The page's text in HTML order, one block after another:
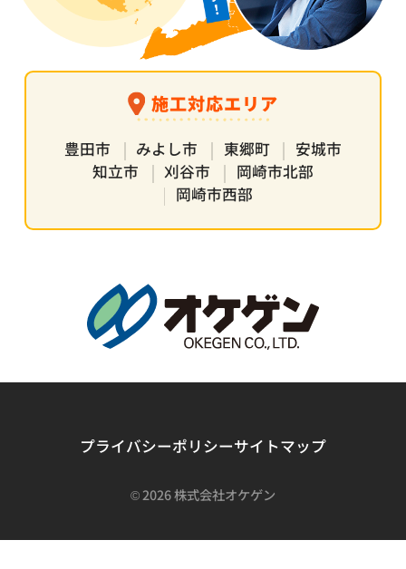
施工対応エリア
豊田市 みよし市 東郷町
安城市
知立市
刈谷市
岡崎市北部
岡崎市西部
プライバシーポリシーサイトマップ
©2026 株式会社オケゲン